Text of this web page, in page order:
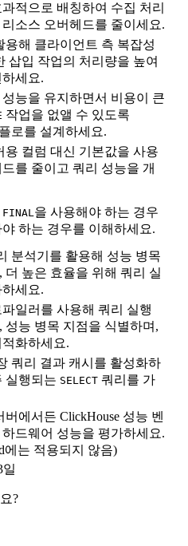
적으로 배칭하여 수집 처리
소스 오버헤드를 줄이세요.
용해 클라이언트 측 복잡성
삽입 작업의 처리량을 높여
세요.
능을 유지하면서 비용이 큰
작업을 없앨 수 있도록
로를 설계하세요.
용 컬럼 대신 기본값을 사용
를 줄이고 쿼리 성능을 개
을 사용해야 하는 경우
하는 경우를 이해하세요.
분석기를 활용해 성능 병목
더 높은 효율을 위해 쿼리 실
세요.
일러를 사용해 쿼리 실행
성능 병목 지점을 식별하며,
화하세요.
쿼리 결과 캐시를 활성화하
실행되는 SELECT 쿼리를 가
에서든 ClickHouse 성능 벤
드웨어 성능을 평가하세요.
에는 적용되지 않음)
일
?